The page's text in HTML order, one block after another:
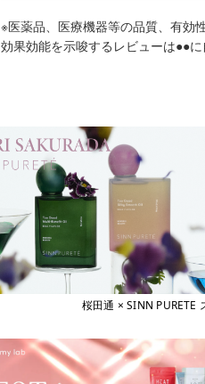
※医薬品、医療機器等の品質、有効
効果効能を示唆するレビューは●●に
桜田通 × SINN PURETE